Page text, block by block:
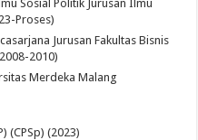
Sosial Politik Jurusan Ilmu
Proses)
Jurusan Fakultas Bisnis
2010)
Merdeka Malang
(CPSp) (2023)